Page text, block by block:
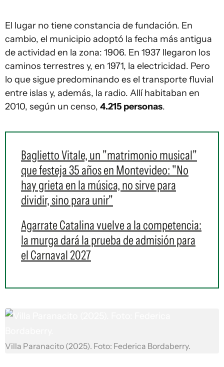
El lugar no tiene constancia de fundación. En
cambio, el municipio adoptó la fecha más antigua
de actividad en la zona: 1906. En 1937 llegaron los
caminos terrestres y, en 1971, la electricidad. Pero
lo que sigue predominando es el transporte fluvial
entre islas y, además, la radio. Allí habitaban en
2010, según un censo, 4.215 personas.
Baglietto Vitale, un "matrimonio musical"
que festeja 35 años en Montevideo: "No
hay grieta en la música, no sirve para
dividir, sino para unir"
Agarrate Catalina vuelve a la competencia:
la murga dará la prueba de admisión para
el Carnaval 2027
Villa Paranacito (2025). Foto: Federica Bordaberry.